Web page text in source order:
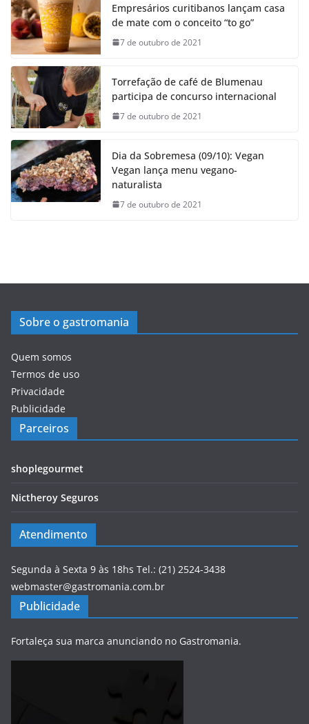
Empresários curitibanos lançam casa
de mate com o conceito “to go”
7 de outubro de 2021
Torrefação de café de Blumenau
participa de concurso internacional
7 de outubro de 2021
Dia da Sobremesa (09/10): Vegan
Vegan lança menu vegano-
naturalista
7 de outubro de 2021
Sobre o gastromania
Quem somos
Termos de uso
Privacidade
Publicidade
Parceiros
shoplegourmet
Nictheroy Seguros
Atendimento
Segunda à Sexta 9 às 18hs Tel.: (21) 2524-3438
webmaster@gastromania.com.br
Publicidade
Fortaleça sua marca anunciando no Gastromania.